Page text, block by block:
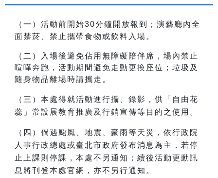
（一）活動前開始30分鐘開放報到；演藝廳內全
面禁菸、禁止攜帶食物或飲料入場。
（二）入場後避免佔用無障礙陪伴席，場內禁止
喧嘩奔跑， 活動期間避免走動更換座位；垃圾及
隨身物品離場時請攜走。
（三）本處得就活動進行攝、錄影，供「自由花
蕊」常設展教育推廣及行銷宣傳等目的之使用。
（四）倘遇颱風、地震、豪雨等天災，依行政院
人事行政總處或臺北市政府發布消息為主，若停
止上課則停課，本處不另通知；續後活動更動訊
息將刊登本處官網，亦不另行通知。